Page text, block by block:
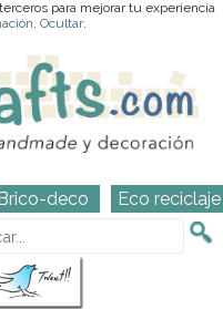
para mejorar tu experiencia
. Ocultar.
Brico-deco Eco reciclaje